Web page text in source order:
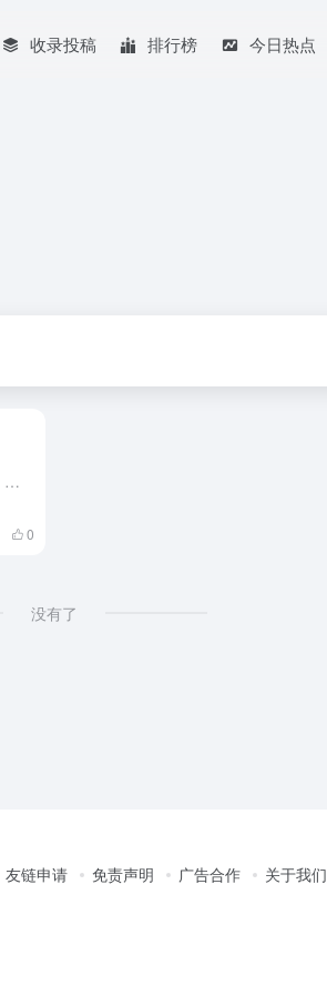
收录投稿 排行榜 今日热点
上线了，上线了 一为主题官网上线，需要购买主题的请移步官网支付 正在活动中哦 前往查看购买 WebStack Pro 导航主题高级版改名为一导航，因为WebStack的名字给Viggo带来了一些困...
0
没有了
友链申请 免责声明 广告合作 关于我们